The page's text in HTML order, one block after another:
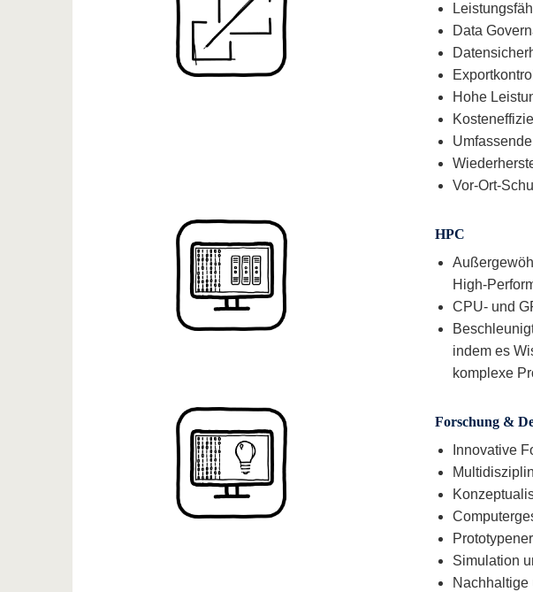
Data
Hohe
Vor-Ort-
HPC
High-
CPU- und
indem es
komplexe
Forschung &
Innovative
Simulation
Nachhaltige